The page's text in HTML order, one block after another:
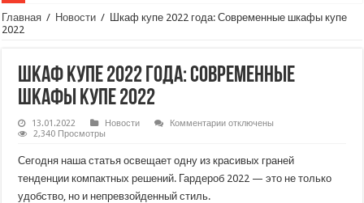
Главная / Новости / Шкаф купе 2022 года: Современные шкафы купе
2022
Шкаф купе 2022 года: Современные
шкафы купе 2022
13.01.2022 Новости Комментариик
2022
года:
Современные
отключены
2,340 Просмотры
Сегодня наша статья освещает одну из красивых граней
тенденции компактных решений. Гардероб 2022 — это не только
удобство, но и непревзойденный стиль.